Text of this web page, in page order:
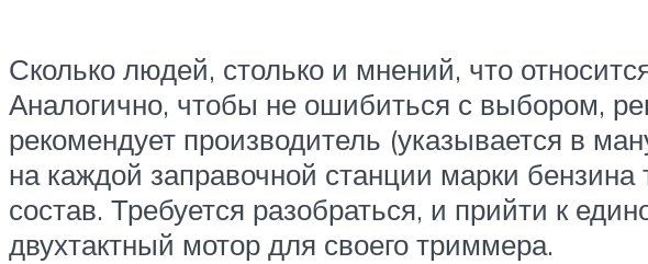
Сколько людей, столько и мнений, что
Аналогично, чтобы не ошибиться с выбором,
рекомендует производитель (указывается в
на каждой заправочной станции марки
состав. Требуется разобраться, и прийти к
двухтактный мотор для своего триммера.